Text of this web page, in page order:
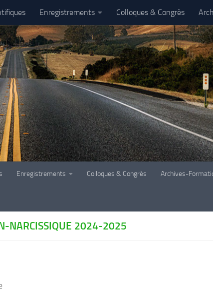
Enregistrements Colloques & Congrès
Enregistrements Colloques & Congrès Archives-
NARCISSIQUE 2024-2025